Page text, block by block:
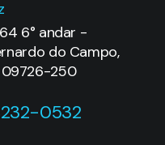
6° andar -
do Campo,
09726-250
0532